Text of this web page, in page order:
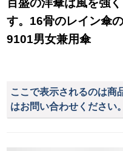
百盛の洋傘は風を強
す。16骨のレイン傘
9101男女兼用傘
ここで表示されるのは商
はお問い合わせください。